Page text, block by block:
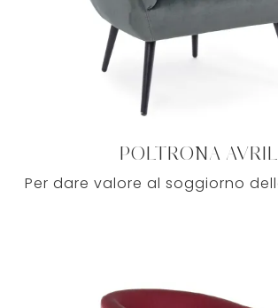
POLTRONA AVRIL